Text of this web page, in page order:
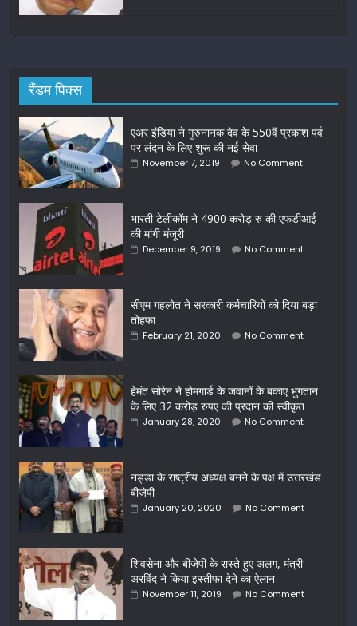
रैंडम पिक्स
एअर इंडिया ने गुरुनानक देव के 550वें प्रकाश पर्व
पर लंदन के लिए शुरू की नई सेवा
November 7, 2019 No Comment
भारती टेलीकॉम ने 4900 करोड़ रु की एफडीआई
की मांगी मंजूरी
December 9, 2019 No Comment
सीएम गहलोत ने सरकारी कर्मचारियों को दिया बड़ा
तोहफा
February 21, 2020 No Comment
हेमंत सोरेन ने होमगार्ड के जवानों के बकाए भुगतान
के लिए 32 करोड़ रुपए की प्रदान की स्वीकृत
January 28, 2020 No Comment
नड्डा के राष्ट्रीय अध्यक्ष बनने के पक्ष में उत्तरखंड
बीजेपी
January 20, 2020 No Comment
शिवसेना और बीजेपी के रास्ते हुए अलग, मंत्री
अरविंद ने किया इस्तीफा देने का ऐलान
November 11, 2019 No Comment